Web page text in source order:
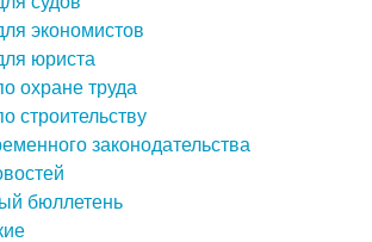
экономистов
юриста
охране труда
строительству
законодательства
бюллетень